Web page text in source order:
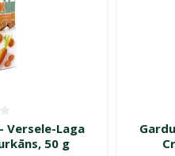
Versele-Laga
50 g